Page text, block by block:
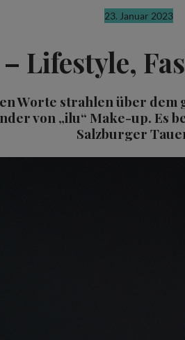
23. Januar 2023
– Lifestyle,
Worte strahlen über
von „ilu“ Make-up. Es
Salzburger